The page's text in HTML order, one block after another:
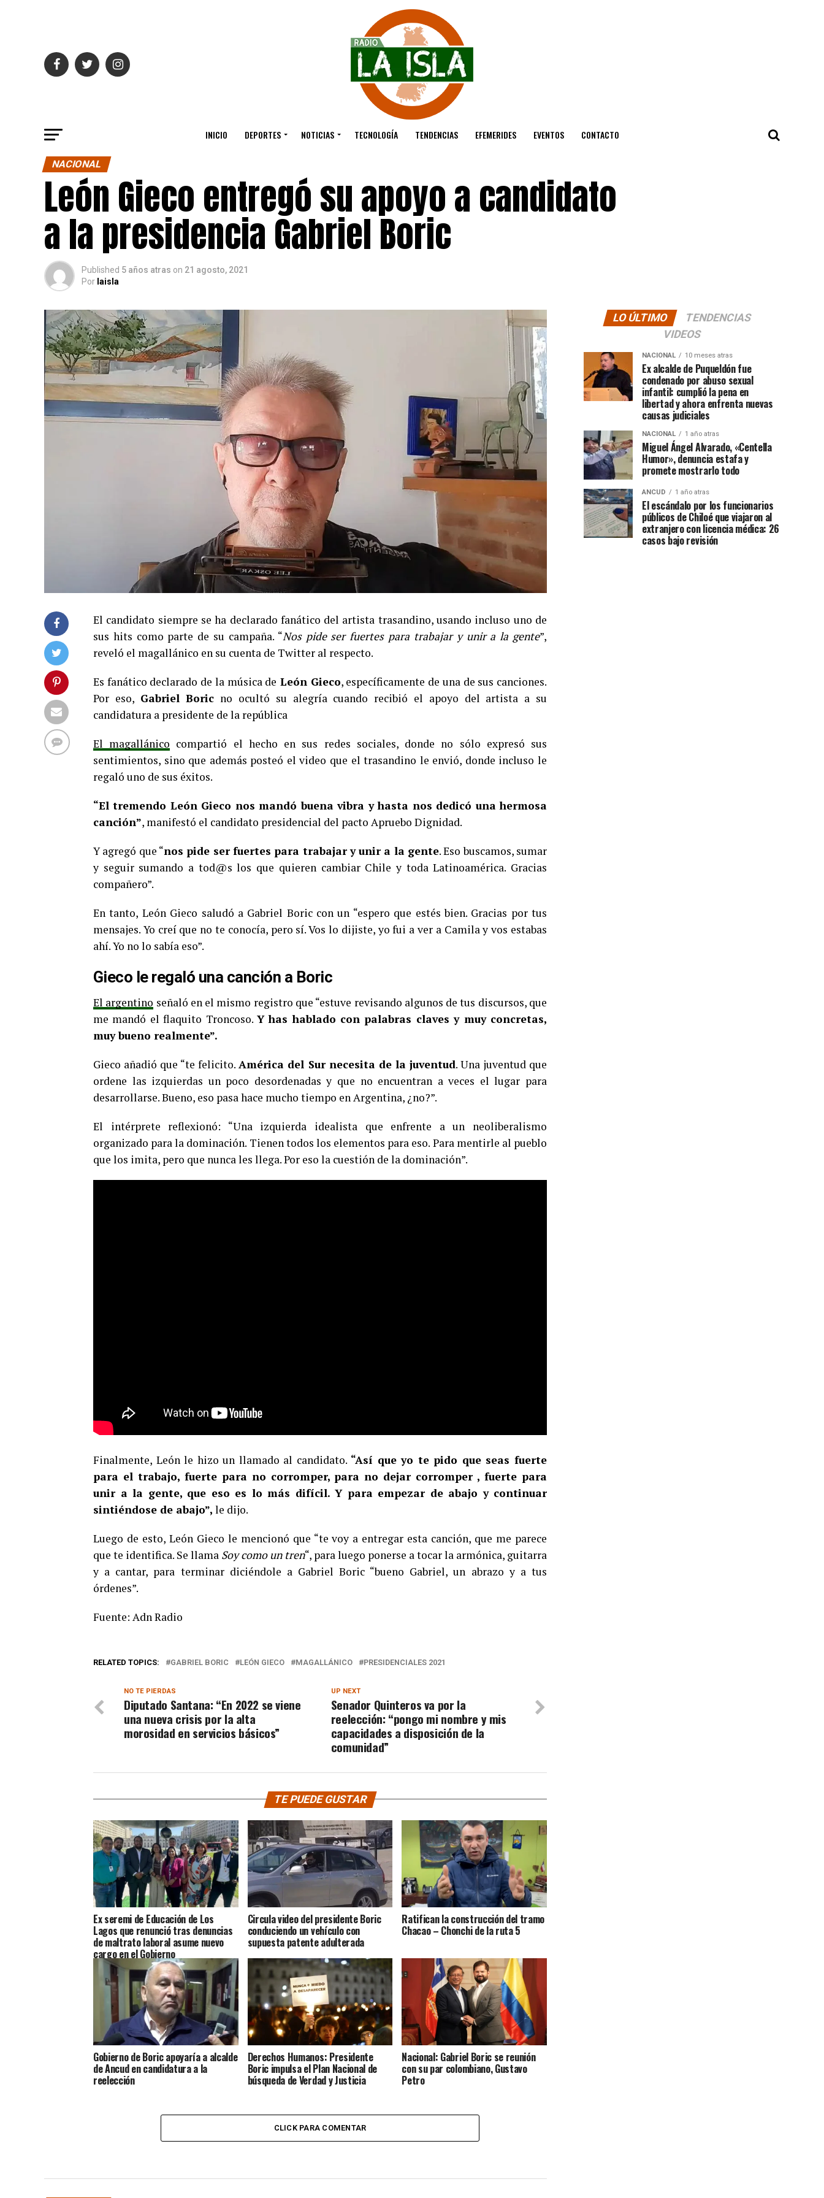
INICIO DEPORTES NOTICIAS TECNOLOGÍA TENDENCIAS EFEMERIDES EVENTOS CONTACTO
NACIONAL
León Gieco entregó su apoyo a candidato
a la presidencia Gabriel Boric
Published 5 años atras on 21 agosto, 2021
Por laisla
El candidato siempre se ha declarado fanático del artista trasandino, usando incluso uno de
sus hits como parte de su campaña. “Nos pide ser fuertes para trabajar y unir a la gente”,
reveló el magallánico en su cuenta de Twitter al respecto.
Es fanático declarado de la música de León Gieco, específicamente de una de sus canciones.
Por eso, Gabriel Boric no ocultó su alegría cuando recibió el apoyo del artista a su
candidatura a presidente de la república
El magallánico compartió el hecho en sus redes sociales, donde no sólo expresó sus
sentimientos, sino que además posteó el video que el trasandino le envió, donde incluso le
regaló uno de sus éxitos.
“El tremendo León Gieco nos mandó buena vibra y hasta nos dedicó una hermosa
canción”, manifestó el candidato presidencial del pacto Apruebo Dignidad.
Y agregó que “nos pide ser fuertes para trabajar y unir a la gente. Eso buscamos, sumar
y seguir sumando a tod@s los que quieren cambiar Chile y toda Latinoamérica. Gracias
compañero”.
En tanto, León Gieco saludó a Gabriel Boric con un “espero que estés bien. Gracias por tus
mensajes. Yo creí que no te conocía, pero sí. Vos lo dijiste, yo fui a ver a Camila y vos estabas
ahí. Yo no lo sabía eso”.
Gieco le regaló una canción a Boric
El argentino señaló en el mismo registro que “estuve revisando algunos de tus discursos, que
me mandó el flaquito Troncoso. Y has hablado con palabras claves y muy concretas,
muy bueno realmente”.
Gieco añadió que “te felicito. América del Sur necesita de la juventud. Una juventud que
ordene las izquierdas un poco desordenadas y que no encuentran a veces el lugar para
desarrollarse. Bueno, eso pasa hace mucho tiempo en Argentina, ¿no?”.
El intérprete reflexionó: “Una izquierda idealista que enfrente a un neoliberalismo
organizado para la dominación. Tienen todos los elementos para eso. Para mentirle al pueblo
que los imita, pero que nunca les llega. Por eso la cuestión de la dominación”.
Finalmente, León le hizo un llamado al candidato. “Así que yo te pido que seas fuerte
para el trabajo, fuerte para no corromper, para no dejar corromper , fuerte para
unir a la gente, que eso es lo más difícil. Y para empezar de abajo y continuar
sintiéndose de abajo”, le dijo.
Luego de esto, León Gieco le mencionó que “te voy a entregar esta canción, que me parece
que te identifica. Se llama Soy como un tren“, para luego ponerse a tocar la armónica, guitarra
y a cantar, para terminar diciéndole a Gabriel Boric “bueno Gabriel, un abrazo y a tus
órdenes”.
Fuente: Adn Radio
RELATED TOPICS: GABRIEL BORIC LEÓN GIECO MAGALLÁNICO PRESIDENCIALES 2021
UP NEXT
Senador Quinteros va por la
reelección: “pongo mi nombre y mis
capacidades a disposición de la
comunidad”
NO TE PIERDAS
Diputado Santana: “En 2022 se viene
una nueva crisis por la alta
morosidad en servicios básicos”
TE PUEDE GUSTAR
Ex seremi de Educación de Los
Lagos que renunció tras denuncias
de maltrato laboral asume nuevo
cargo en el Gobierno
Circula video del presidente Boric
conduciendo un vehículo con
supuesta patente adulterada
Ratifican la construcción del tramo
Chacao – Chonchi de la ruta 5
Gobierno de Boric apoyaría a alcalde
de Ancud en candidatura a la
reelección
Derechos Humanos: Presidente
Boric impulsa el Plan Nacional de
búsqueda de Verdad y Justicia
Nacional: Gabriel Boric se reunión
con su par colombiano, Gustavo
Petro
CLICK PARA COMENTAR
LO ÚLTIMO
TENDENCIAS
VIDEOS
NACIONAL 10 meses atras
Ex alcalde de Puqueldón fue
condenado por abuso sexual
infantil: cumplió la pena en
libertad y ahora enfrenta nuevas
causas judiciales
NACIONAL 1 año atras
Miguel Ángel Alvarado, «Centella
Humor», denuncia estafa y
promete mostrarlo todo
ANCUD 1 año atras
El escándalo por los funcionarios
públicos de Chiloé que viajaron al
extranjero con licencia médica: 26
casos bajo revisión